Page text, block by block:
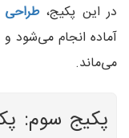
در این پکیج،
آماده انجام می‌شود و
می‌ماند.
پکیج سوم: